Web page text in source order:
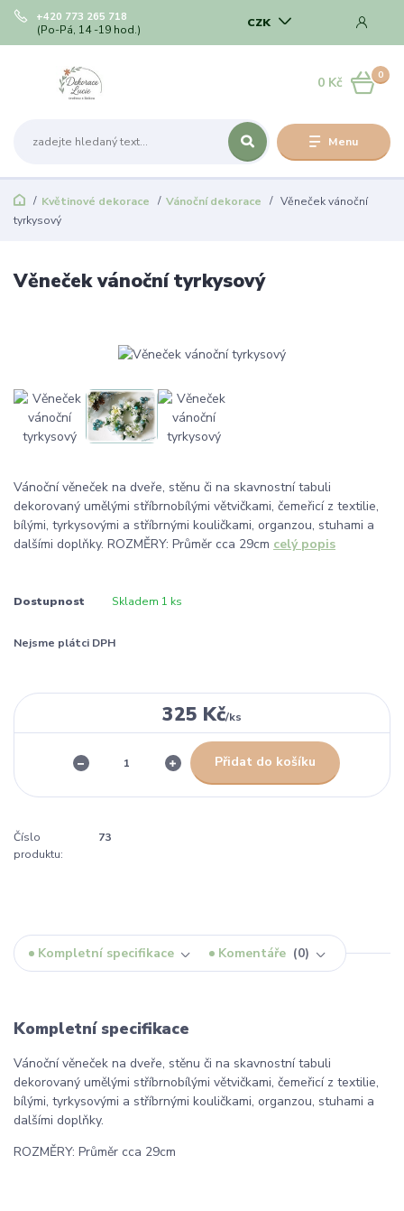
Menu
CZK
+420 773 265 718
(Po-Pá, 14 -19 hod.)
0
0 Kč
Květinové dekorace Vánoční dekorace
Věneček vánoční
tyrkysový
Věneček vánoční tyrkysový
Vánoční věneček na dveře, stěnu či na skavnostní tabuli
dekorovaný umělými stříbrnobílými větvičkami, čemeřicí z textilie,
bílými, tyrkysovými a stříbrnými kouličkami, organzou, stuhami a
dalšími doplňky. ROZMĚRY: Průměr cca 29cm celý popis
Dostupnost Skladem 1 ks
Nejsme plátci DPH
325 Kč/ks
Přidat do košíku
Číslo
produktu:
73
Kompletní specifikace Komentáře 0
Kompletní specifikace
Vánoční věneček na dveře, stěnu či na skavnostní tabuli
dekorovaný umělými stříbrnobílými větvičkami, čemeřicí z textilie,
bílými, tyrkysovými a stříbrnými kouličkami, organzou, stuhami a
dalšími doplňky.
ROZMĚRY: Průměr cca 29cm